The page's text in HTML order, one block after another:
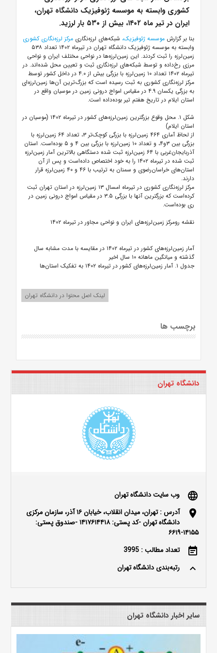
کشوری وابسته به موسسه ژئوفیزیک دانشگاه تهران،
ایران در تیر ماه ۱۴۰۲، بیش از ۵۳۰ بار لرزید.
بنا بر گزارش موسسه ژئوفیزیک، شبکه‌های لرزه‌نگاری مرکز لرزه‌نگاری کشوری
وابسته به موسسه ژئوفیزیک دانشگاه تهران در تیرماه ۱۴۰۲ تعداد ۵۳۸
زمین‌لرزه را ثبت کردند. این زمین‌لرزه‌ها در نواحی مختلف ایران و نواحی
مرزی رخ‌داده و توسط شبکه‌های لرزه‌نگاری ثبت و تعیین محل شده‌اند. در
تیرماه ۱۴۰۲ تعداد ۱۰ زمین‌لرزه با بزرگی بیش از ۴.۰ در داخل کشور توسط
مرکز لرزه‌نگاری کشوری به ثبت رسیده است که بزرگ‌ترین آن‌ها زمین‌لرزه‌ای
به بزرگی یکسان ۴.۹ در مقیاس امواج درونی زمین در موسیان واقع در
استان ایلام در تاریخ هفتم تیر بوده‌داده است.
شکل ۱. محل وقوع بزرگترین زمین‌لرزه‌های کشور در تیرماه ۱۴۰۲ (موسیان در
استان ایلام)
از لحاظ آماری ۴۶۴ زمین‌لرزه با بزرگی کوچک‌تر ۳، تعداد ۶۴ زمین‌لرزه با
بزرگی بین ۳و۴، و تعداد ۱۰ زمین‌لرزه با بزرگی بین ۴ و ۵ بوده‌است. استان
آذربایجان‌غربی با ۶۴ زمین‌لرزه ثبت شده دستگاهی بالاترین آمار زمین‌لرزه
ثبت شده در تیرماه ۱۴۰۲ را به خود اختصاص داده‌است و پس از آن
استان‌های خراسان‌رضوی و سمنان به ترتیب با ۴۶ و ۴۰ زمین‌لرزه قرار
دارند.
مرکز لرزه‌نگاری کشوری در تیرماه امسال ۱۳ زمین‌لرزه در استان تهران ثبت
کرده‌است که بزرگترین آنها با بزرگی ۳.۵ در مقیاس امواج درونی زمین در
ری بوده‌است.
نقشه رومرکز زمین‌لرزه‌های ایران و نواحی مجاور در تیرماه ۱۴۰۲
آمار زمین‌لرزه‌های کشور در تیرماه ۱۴۰۲ در مقایسه با مدت مشابه سال
گذشته و میانگین ماهانه ۱۰ سال اخیر
جدول ۱. آمار زمین‌لرزه‌های کشور در تیرماه ۱۴۰۲ به تفکیک استان‌ها
لینک اصل محتوا در دانشگاه تهران
برچسب ها
دانشگاه تهران
language وب سایت دانشگاه تهران
location_on
آدرس : تهران، میدان انقلاب، خیابان ۱۶ آذر، سازمان مرکزی
دانشگاه تهران -کد پستی: ۱۴۱۷۶۱۴۴۱۸ -صندوق پستی:
۱۴۱۵۵-۶۶۱۹
event_note تعداد مطالب : 3995
keyboard_arrow_up رتبه‌بندی دانشگاه تهران
سایر اخبار دانشگاه تهران